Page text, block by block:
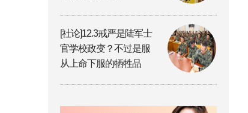
[社论]12.3戒严是陆军士
官学校政变？不过是服
从上命下服的牺牲品